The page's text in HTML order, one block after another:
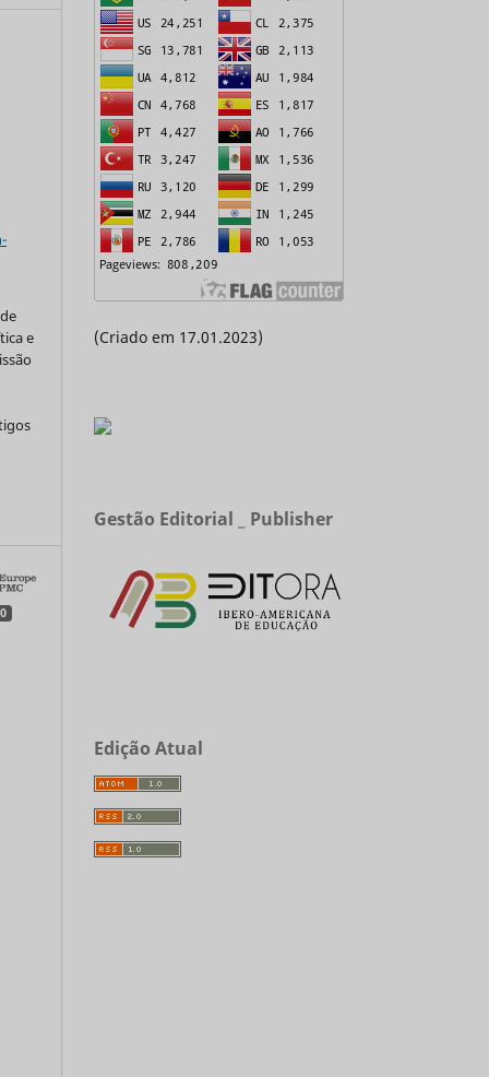
e
0
(Criado em 17.01.2023)
Gestão Editorial _ Publisher
Edição Atual